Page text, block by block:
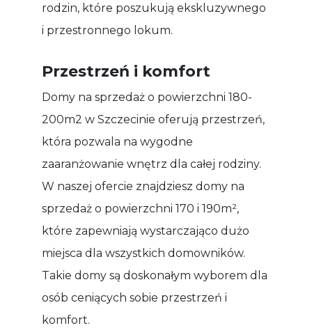
rodzin, które poszukują ekskluzywnego
i przestronnego lokum.
Przestrzeń i komfort
Domy na sprzedaż o powierzchni 180-
200m2 w Szczecinie oferują przestrzeń,
która pozwala na wygodne
zaaranżowanie wnętrz dla całej rodziny.
W naszej ofercie znajdziesz domy na
sprzedaż o powierzchni 170 i 190m²,
które zapewniają wystarczająco dużo
miejsca dla wszystkich domowników.
Takie domy są doskonałym wyborem dla
osób ceniących sobie przestrzeń i
komfort.